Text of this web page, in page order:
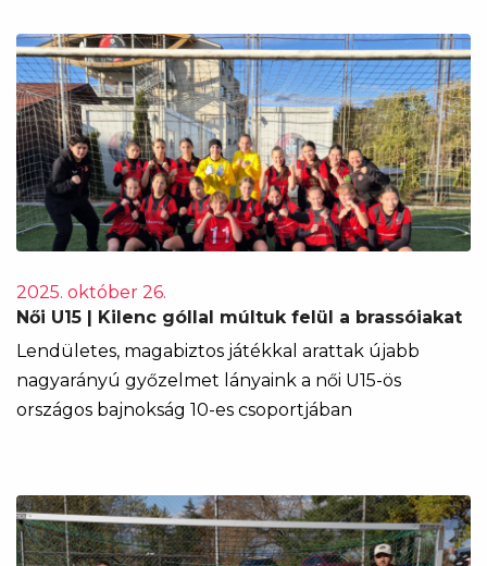
2025. október 26.
Női U15 | Kilenc góllal múltuk felül a brassóiakat
Lendületes, magabiztos játékkal arattak újabb
nagyarányú győzelmet lányaink a női U15-ös
országos bajnokság 10-es csoportjában